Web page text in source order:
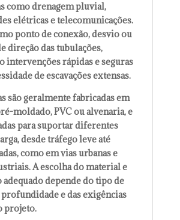
como drenagem pluvial,
elétricas e telecomunicações.
ponto de conexão, desvio ou
direção das tubulações,
intervenções rápidas e seguras
de escavações extensas.
são geralmente fabricadas em
moldado, PVC ou alvenaria, e
para suportar diferentes
desde tráfego leve até
como em vias urbanas e
A escolha do material e
depende do tipo de
profundidade e das exigências
projeto.